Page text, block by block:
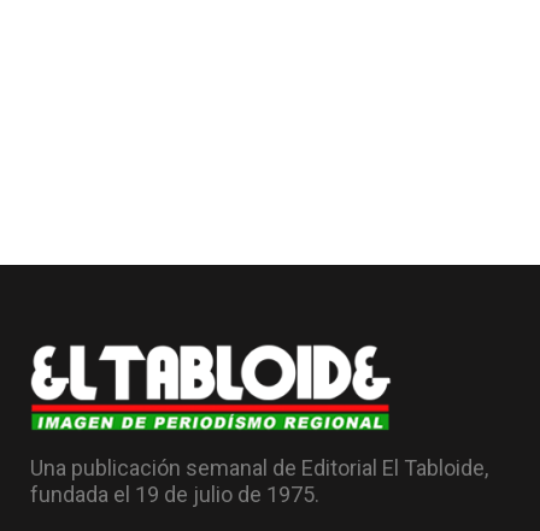
Una publicación semanal de Editorial El Tabloide,
fundada el 19 de julio de 1975.